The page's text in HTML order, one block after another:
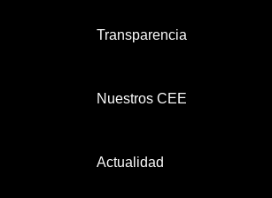
Transparencia
Nuestros CEE
Actualidad